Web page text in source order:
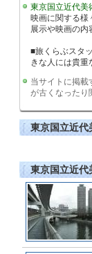
東京国立近代美
映画に関する様
展示や映画の内
■旅くらぶスタ
きな人には貴重
当サイトに掲載
が古くなったり
東京国立近代
東京国立近代